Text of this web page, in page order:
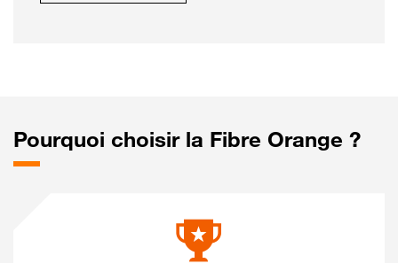
Pourquoi choisir la Fibre Orange ?